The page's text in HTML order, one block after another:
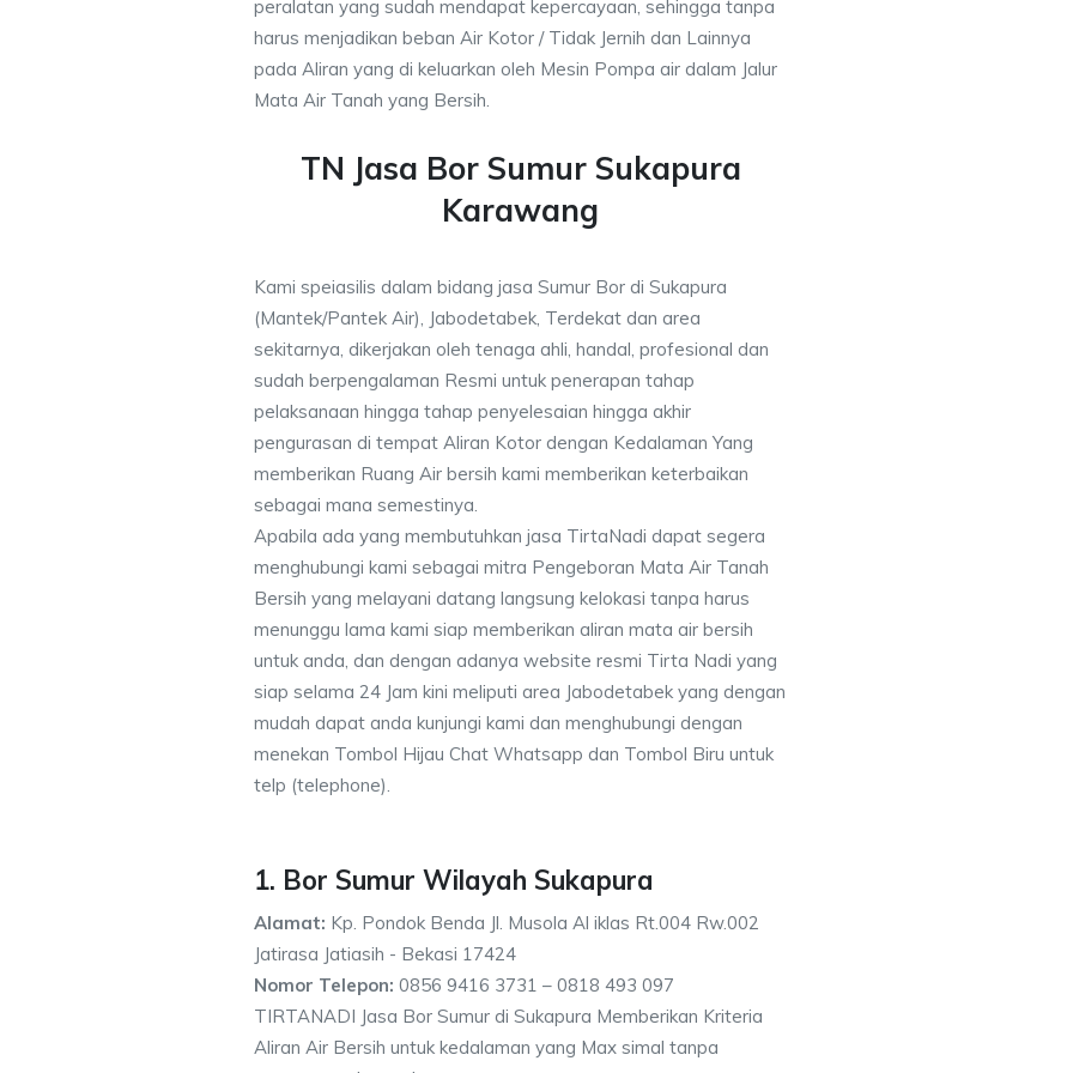
peralatan yang sudah mendapat kepercayaan, sehingga tanpa
harus menjadikan beban Air Kotor / Tidak Jernih dan Lainnya
pada Aliran yang di keluarkan oleh Mesin Pompa air dalam Jalur
Mata Air Tanah yang Bersih.
TN Jasa Bor Sumur Sukapura
Karawang
Kami speiasilis dalam bidang jasa Sumur Bor di Sukapura
(Mantek/Pantek Air), Jabodetabek, Terdekat dan area
sekitarnya, dikerjakan oleh tenaga ahli, handal, profesional dan
sudah berpengalaman Resmi untuk penerapan tahap
pelaksanaan hingga tahap penyelesaian hingga akhir
pengurasan di tempat Aliran Kotor dengan Kedalaman Yang
memberikan Ruang Air bersih kami memberikan keterbaikan
sebagai mana semestinya.
Apabila ada yang membutuhkan jasa TirtaNadi dapat segera
menghubungi kami sebagai mitra Pengeboran Mata Air Tanah
Bersih yang melayani datang langsung kelokasi tanpa harus
menunggu lama kami siap memberikan aliran mata air bersih
untuk anda, dan dengan adanya website resmi Tirta Nadi yang
siap selama 24 Jam kini meliputi area Jabodetabek yang dengan
mudah dapat anda kunjungi kami dan menghubungi dengan
menekan Tombol Hijau Chat Whatsapp dan Tombol Biru untuk
telp (telephone).
1. Bor Sumur Wilayah Sukapura
Alamat: Kp. Pondok Benda Jl. Musola Al iklas Rt.004 Rw.002
Jatirasa Jatiasih - Bekasi 17424
Nomor Telepon: 0856 9416 3731 – 0818 493 097
TIRTANADI Jasa Bor Sumur di Sukapura Memberikan Kriteria
Aliran Air Bersih untuk kedalaman yang Max simal tanpa